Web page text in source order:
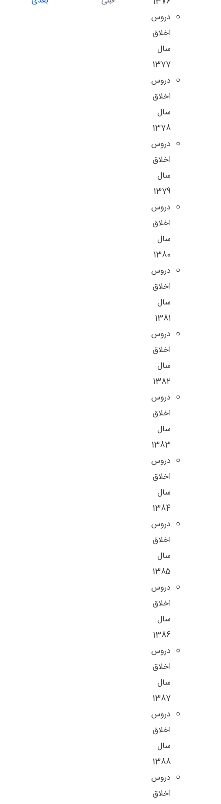
دروس
اخلاق
سال
1377
دروس
اخلاق
سال
1378
دروس
اخلاق
سال
1379
دروس
اخلاق
سال
1380
دروس
اخلاق
سال
1381
دروس
اخلاق
سال
1382
دروس
اخلاق
سال
1383
دروس
اخلاق
سال
1384
دروس
اخلاق
سال
1385
دروس
اخلاق
سال
1386
دروس
اخلاق
سال
1387
دروس
اخلاق
سال
1388
دروس
اخلاق